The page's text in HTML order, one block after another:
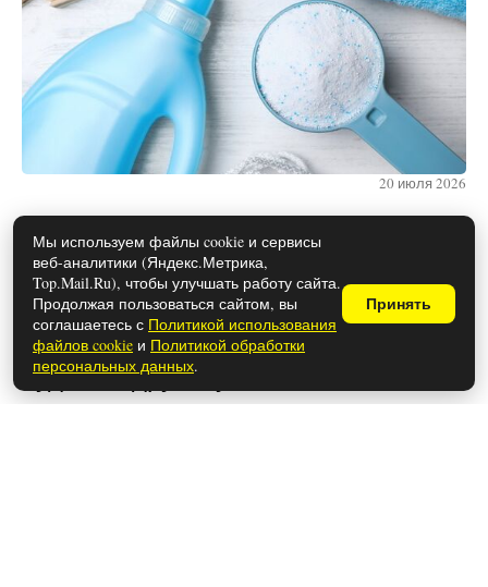
20 июля 2026
В РЖД приняли решение — к общем
столику больше не подпустят: в
новых вагонах у пассажиров все
будет по-другому
Мы используем файлы cookie и сервисы
веб-аналитики (Яндекс.Метрика,
Top.Mail.Ru), чтобы улучшать работу сайта.
Продолжая пользоваться сайтом, вы
соглашаетесь с Политикой использования
файлов cookie и Политикой обработки
персональных данных.
Принять